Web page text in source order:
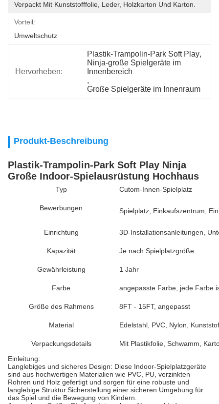
Verpackt Mit Kunststofffolie, Leder, Holzkarton Und Karton.
Vorteil:
Umweltschutz
Hervorheben:
Plastik-Trampolin-Park Soft Play
Ninja-große Spielgeräte im
Innenbereich
,
Große Spielgeräte im Innenraum
Produkt-Beschreibung
Plastik-Trampolin-Park Soft Play Ninja
Große Indoor-Spielausrüstung Hochhaus
Typ Cutom-Innen-Spielplatz
Bewerbungen Spielplatz, Einkaufszentrum,
Einrichtung 3D-Installationsanleitungen,
Kapazität Je nach Spielplatzgröße.
Gewährleistung 1 Jahr
Farbe angepasste Farbe, jede Farbe
Größe des Rahmens 8FT - 15FT, angepasst
Material Edelstahl, PVC, Nylon,
Verpackungsdetails
Mit Plastikfolie, Schwamm,
Einleitung:
Langlebiges und sicheres Design: Diese Indoor-Spielplatzgeräte
sind aus hochwertigen Materialien wie PVC, PU, verzinkten
Rohren und Holz gefertigt und sorgen für eine robuste und
langlebige Struktur.Sicherstellung einer sicheren Umgebung für
das Spiel und die Bewegung von Kindern.